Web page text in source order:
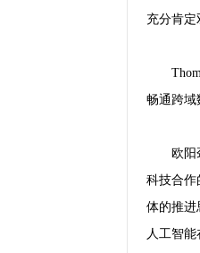
充分肯
畅通跨域
欧阳
科技合作
体的推进
人工智